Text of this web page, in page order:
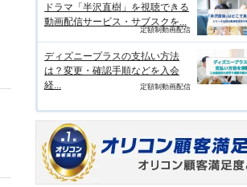
ドラマ「半沢直樹」を視聴できる
動画配信サービス・サブスクを...
定額制動画配信
ディズニープラスの支払い方法
は？変更・確認手順などを入会
経...
定額制動画配信